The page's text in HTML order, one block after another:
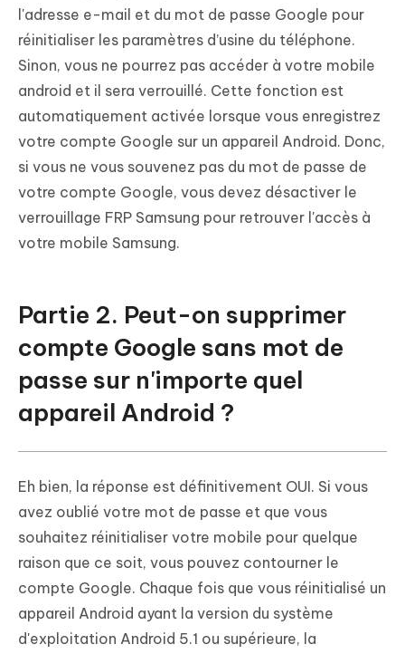
l'adresse e-mail et du mot de passe Google pour
réinitialiser les paramètres d’usine du téléphone.
Sinon, vous ne pourrez pas accéder à votre mobile
android et il sera verrouillé. Cette fonction est
automatiquement activée lorsque vous enregistrez
votre compte Google sur un appareil Android. Donc,
si vous ne vous souvenez pas du mot de passe de
votre compte Google, vous devez désactiver le
verrouillage FRP Samsung pour retrouver l'accès à
votre mobile Samsung.
Partie 2. Peut-on supprimer
compte Google sans mot de
passe sur n'importe quel
appareil Android ?
Eh bien, la réponse est définitivement OUI. Si vous
avez oublié votre mot de passe et que vous
souhaitez réinitialiser votre mobile pour quelque
raison que ce soit, vous pouvez contourner le
compte Google. Chaque fois que vous réinitialisé un
appareil Android ayant la version du système
d'exploitation Android 5.1 ou supérieure, la